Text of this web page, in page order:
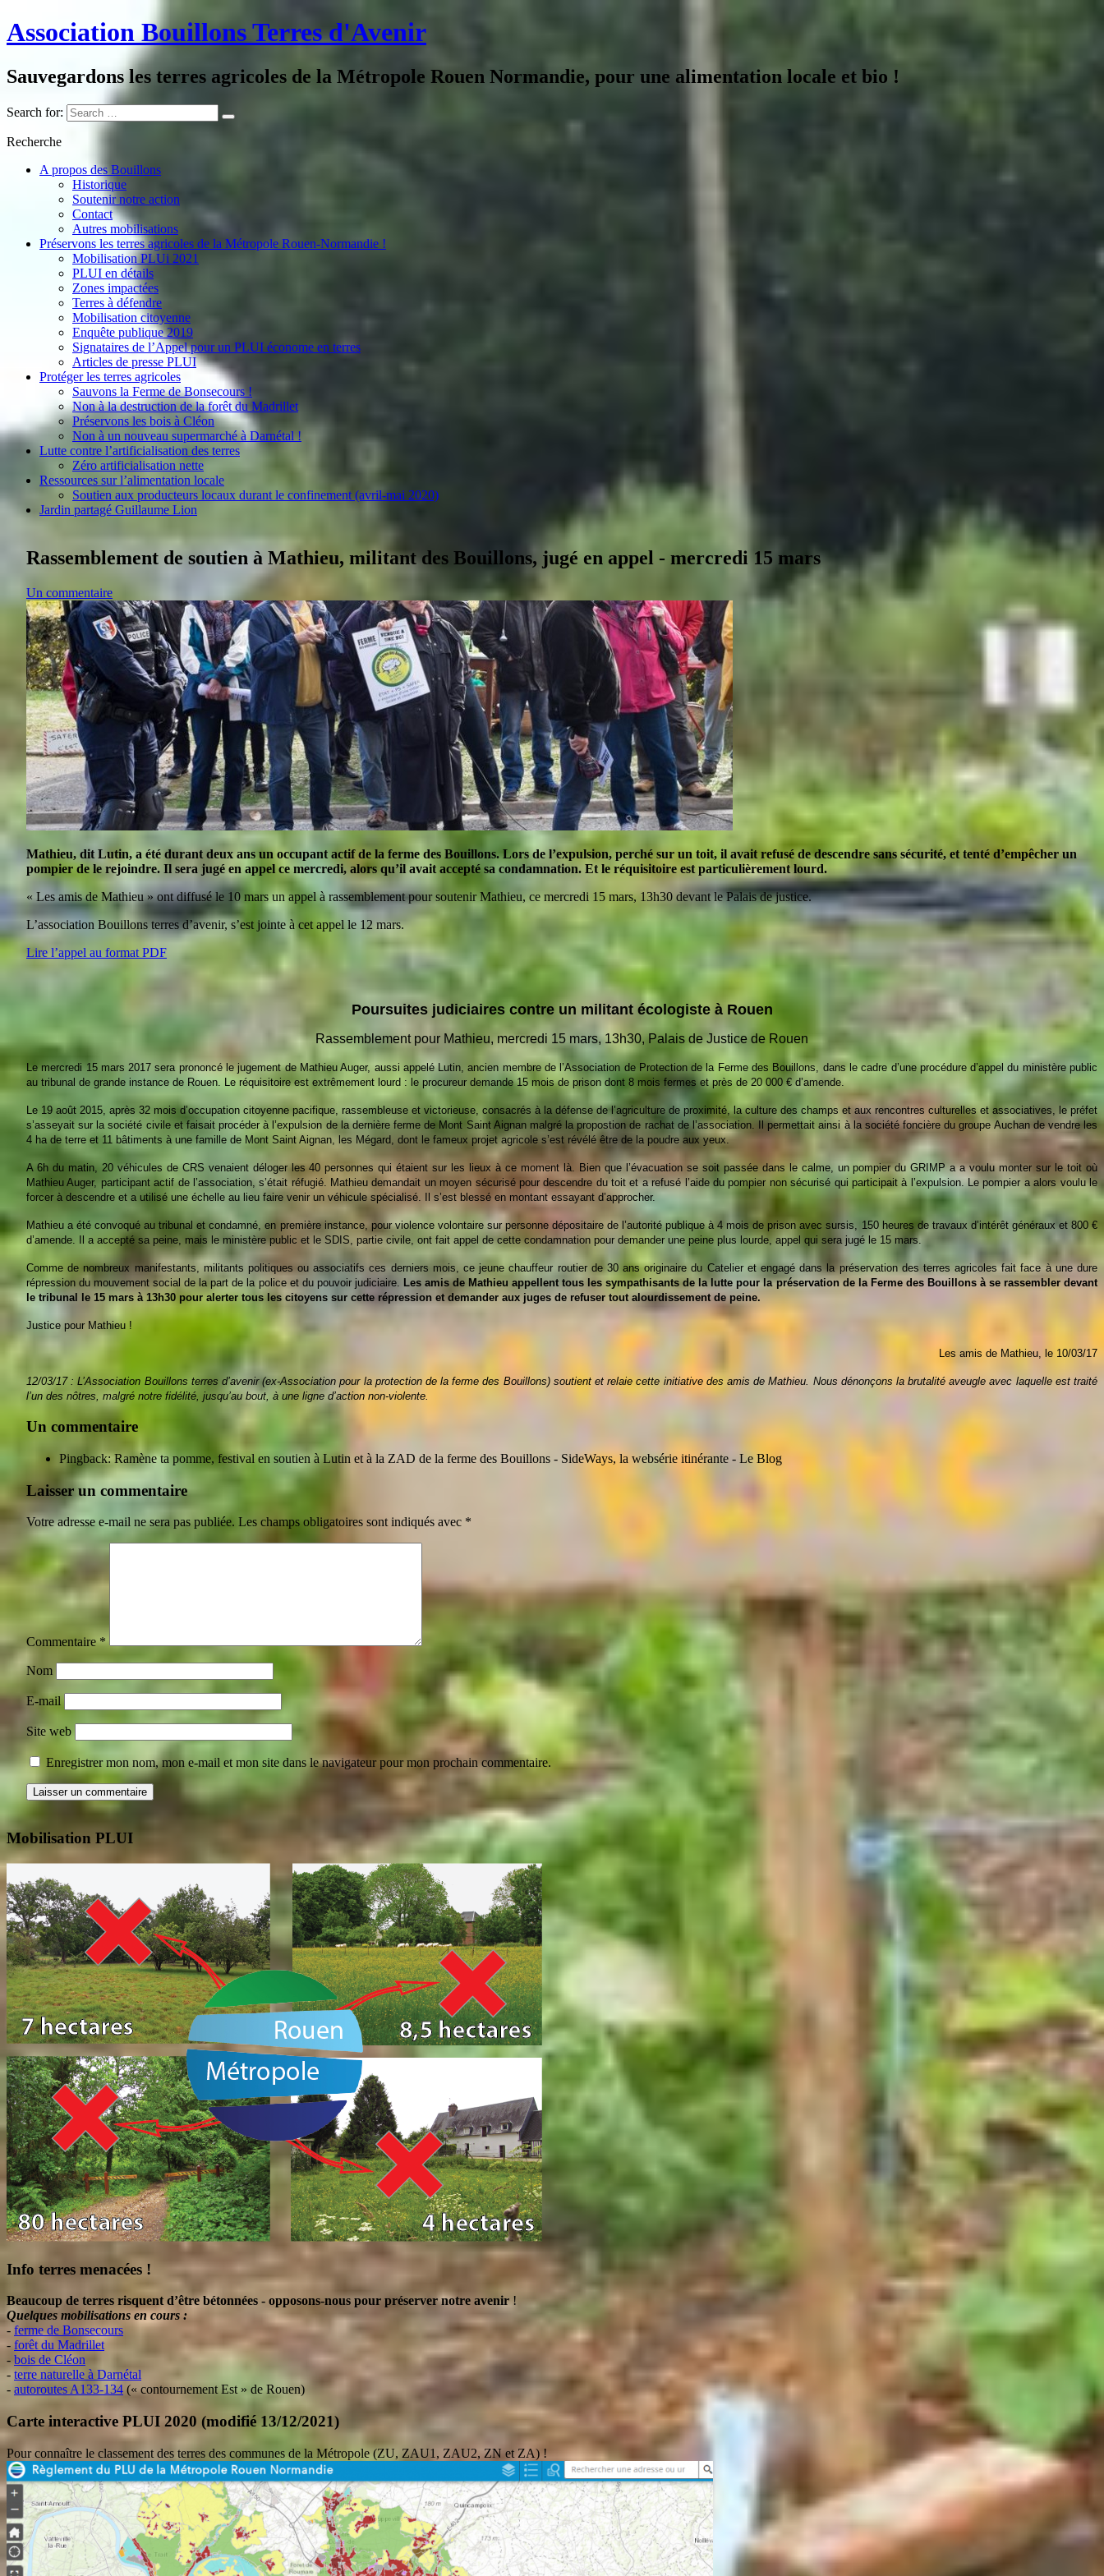
Association Bouillons Terres d'Avenir
Sauvegardons les terres agricoles de la Métropole Rouen Normandie, pour une alimentation locale et bio !
Search for:
Recherche
A propos des Bouillons
Historique
Soutenir notre action
Contact
Autres mobilisations
Préservons les terres agricoles de la Métropole Rouen-Normandie !
Mobilisation PLUi 2021
PLUI en détails
Zones impactées
Terres à défendre
Mobilisation citoyenne
Enquête publique 2019
Signataires de l’Appel pour un PLUI économe en terres
Articles de presse PLUI
Protéger les terres agricoles
Sauvons la Ferme de Bonsecours !
Non à la destruction de la forêt du Madrillet
Préservons les bois à Cléon
Non à un nouveau supermarché à Darnétal !
Lutte contre l’artificialisation des terres
Zéro artificialisation nette
Ressources sur l’alimentation locale
Soutien aux producteurs locaux durant le confinement (avril-mai 2020)
Jardin partagé Guillaume Lion
Rassemblement de soutien à Mathieu, militant des Bouillons, jugé en appel - mercredi 15 mars
Un commentaire
Mathieu, dit Lutin, a été durant deux ans un occupant actif de la ferme des Bouillons. Lors de l’expulsion, perché sur un toit, il avait refusé de descendre sans sécurité, et tenté d’empêcher un
pompier de le rejoindre. Il sera jugé en appel ce mercredi, alors qu’il avait accepté sa condamnation. Et le réquisitoire est particulièrement lourd.
« Les amis de Mathieu » ont diffusé le 10 mars un appel à rassemblement pour soutenir Mathieu, ce mercredi 15 mars, 13h30 devant le Palais de justice.
L’association Bouillons terres d’avenir, s’est jointe à cet appel le 12 mars.
Lire l’appel au format PDF
Poursuites judiciaires contre un militant écologiste à Rouen
Rassemblement pour Mathieu, mercredi 15 mars, 13h30, Palais de Justice de Rouen
Le mercredi 15 mars 2017 sera prononcé le jugement de Mathieu Auger, aussi appelé Lutin, ancien membre de l’Association de Protection de la Ferme des Bouillons, dans le cadre d’une procédure d’appel du ministère public
au tribunal de grande instance de Rouen. Le réquisitoire est extrêmement lourd : le procureur demande 15 mois de prison dont 8 mois fermes et près de 20 000 € d’amende.
Le 19 août 2015, après 32 mois d’occupation citoyenne pacifique, rassembleuse et victorieuse, consacrés à la défense de l’agriculture de proximité, laculture des champs et aux rencontres culturelles et associatives, le préfet
s’asseyait sur la société civile et faisait procéder à l’expulsion de la dernière ferme de Mont Saint Aignan malgré la propostion de rachat de l’association. Il permettait ainsi à la société foncièredu groupe Auchande vendre les
4 ha de terre et 11 bâtiments à une famille de Mont Saint Aignan, les Mégard, dont le fameux projet agricole s’est révélé être de la poudre aux yeux.
A 6h du matin, 20 véhicules de CRS venaient déloger les 40 personnes qui étaient sur les lieux à ce moment là. Bien que l’évacuation se soit passée dans le calme, un pompier du GRIMP a a voulu monter sur le toit où
Mathieu Auger, participant actif de l’association, s’était réfugié. Mathieu demandait un moyen sécurisé pour descendre du toit et a refusé l’aide du pompier non sécurisé qui participait à l’expulsion. Le pompier a alors voulu le
forcer à descendre et a utilisé une échelle au lieu faire venir un véhicule spécialisé. Il s’est blessé en montant essayant d’approcher.
Mathieu a été convoqué au tribunal et condamné, en première instance, pour violence volontaire sur personne dépositaire de l’autorité publique à 4 mois de prison avec sursis, 150 heures de travaux d’intérêt généraux et 800 €
d’amende. Il a accepté sa peine, mais le ministère public et le SDIS, partie civile, ont fait appel de cette condamnation pour demander une peine plus lourde, appel qui sera jugé le 15 mars.
Comme de nombreux manifestants, militants politiques ou associatifs ces derniers mois, ce jeune chauffeur routier de 30 ans originaire du Catelier et engagé dans la préservation des terres agricoles fait face à une dure
répression du mouvement social de la part de la police et du pouvoir judiciaire. Les amis de Mathieu appellent tous les sympathisants de la lutte pour la préservation de la Ferme des Bouillons à se rassembler devant
le tribunal le 15 mars à 13h30 pour alerter tous les citoyens sur cette répression et demander aux juges de refuser tout alourdissement de peine.
Justice pour Mathieu !
Les amis de Mathieu, le 10/03/17
12/03/17 :L’Association Bouillons terres d’avenir (ex-Association pour la protection de la ferme des Bouillons) soutient et relaie cette initiative des amis de Mathieu. Nous dénonçons la brutalité aveugle avec laquelle est traité
l’un des nôtres , malgré notre fidélité, jusqu’au bout, à une ligne d’action non-violente.
Un commentaire
Pingback: Ramène ta pomme, festival en soutien à Lutin et à la ZAD de la ferme des Bouillons - SideWays, la websérie itinérante - Le Blog
Laisser un commentaire
Votre adresse e-mail ne sera pas publiée. Les champs obligatoires sont indiqués avec *
Commentaire*
Nom
E-mail
Site web
Enregistrer mon nom, mon e-mail et mon site dans le navigateur pour mon prochain commentaire.
Mobilisation PLUI
Info terres menacées !
Beaucoup de terres risquent d’être bétonnées - opposons-nous pour préserver notre avenir !
Quelques mobilisations en cours :
- ferme de Bonsecours
- forêt du Madrillet
- bois de Cléon
- terre naturelle à Darnétal
- autoroutes A133-134 (« contournement Est » de Rouen)
Carte interactive PLUI 2020 (modifié 13/12/2021)
Pour connaître le classement des terres des communes de la Métropole (ZU, ZAU1, ZAU2, ZN et ZA) !